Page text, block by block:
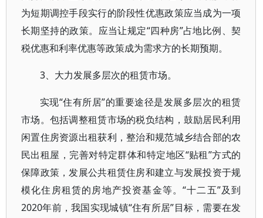
为短期调控手段实行的阶段性优惠政策应当成为一项
长期坚持的政策。应当让规定“四种房”占地比例、契
税优惠和利率优惠等政策成为需求方的长期预期。
3、大力发展多层次的租赁市场。
实现“住有所居”的重要途径是发展多层次的租赁
市场。包括调整租赁市场的税负结构，鼓励居民利用
闲置住房资源出租获利，整治和规范城乡结合部的农
民出租屋，完善对特定群体和特定地区“贴租”方式的
保障政策，发展公共租赁住房和建立与发展投资于规
模化住房租赁的房地产投资基金等。“十二五”及到
2020年前，我国实现城镇“住有所居”目标，需要在发